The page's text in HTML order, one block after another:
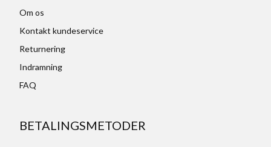
Om os
Kontakt kundeservice
Returnering
Indramning
FAQ
BETALINGSMETODER